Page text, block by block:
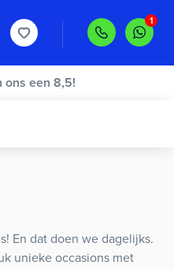
ons een 8,5!
En dat doen we dagelijks.
unieke occasions met